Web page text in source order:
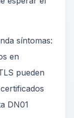
síntomas:
en
pueden
DN01